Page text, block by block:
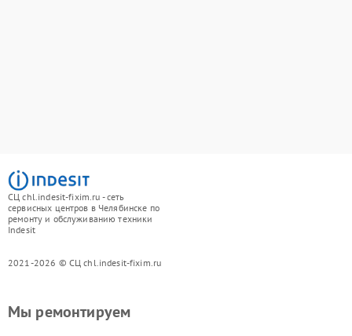
СЦ chl.indesit-fixim.ru - сеть
сервисных центров в Челябинске по
ремонту и обслуживанию техники
Indesit
2021-2026 © СЦ chl.indesit-fixim.ru
Мы ремонтируем